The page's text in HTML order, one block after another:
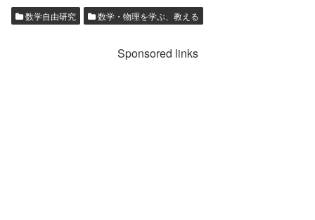
数学自由研究 数学・物理を学ぶ、教える
Sponsored links